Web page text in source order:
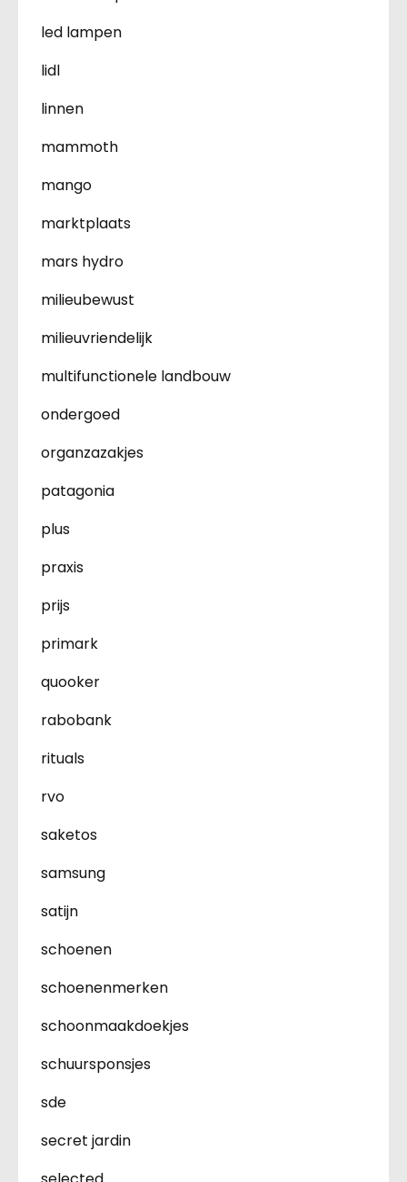
led lampen
lidl
linnen
mammoth
mango
marktplaats
mars hydro
milieubewust
milieuvriendelijk
multifunctionele landbouw
ondergoed
organzazakjes
patagonia
plus
praxis
prijs
primark
quooker
rabobank
rituals
rvo
saketos
samsung
satijn
schoenen
schoenenmerken
schoonmaakdoekjes
schuursponsjes
sde
secret jardin